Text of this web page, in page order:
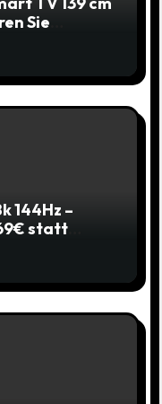
Sie
144Hz –
statt